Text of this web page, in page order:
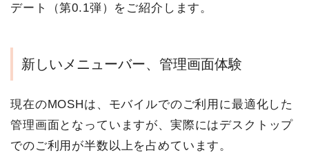
デート（第0.1弾）をご紹介します。
新しいメニューバー、管理画面体験
現在のMOSHは、モバイルでのご利用に最適化した
管理画面となっていますが、実際にはデスクトップ
でのご利用が半数以上を占めています。